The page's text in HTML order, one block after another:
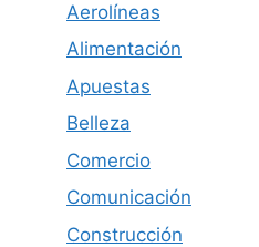
Aerolíneas
Alimentación
Apuestas
Belleza
Comercio
Comunicación
Construcción